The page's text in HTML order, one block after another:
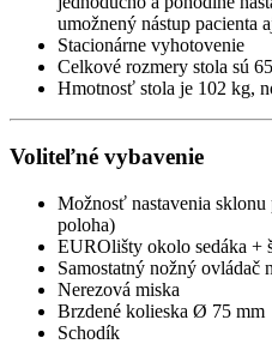
umožnený nástup pacienta
Stacionárne vyhotovenie
Celkové rozmery stola sú
Hmotnosť stola je 102 kg,
Voliteľné vybavenie
Možnosť nastavenia
poloha)
EUROlišty okolo sedáka +
Samostatný nožný ovládač
Nerezová miska
Brzdené kolieska Ø 75 mm
Schodík